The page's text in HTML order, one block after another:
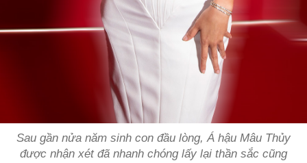
Sau gần nửa năm sinh con đầu lòng, Á hậu Mâu Thủy
được nhận xét đã nhanh chóng lấy lại thần sắc cũng